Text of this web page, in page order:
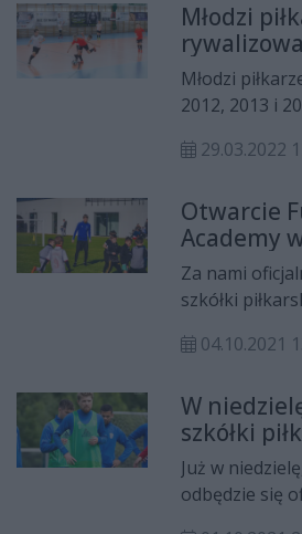
rywalizować
roczników od
Młodzi
turnieju
Academy
Młodzi
2012, 2013 i
Szydłowcu.
Academy.
29.03.2022
Otwarcie
Academy
udziałem
Furmana
Za nami
szkółki
patronem
Dominik
04.10.2021
W
szkółki
Dominika
Będzie
Już w
odbędzie się